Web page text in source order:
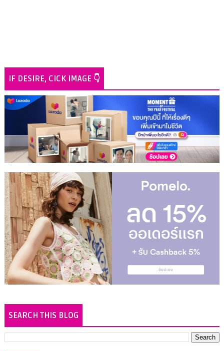
IF DESIRE, CICK IMAGE 👇
SEARCH THIS BLOG